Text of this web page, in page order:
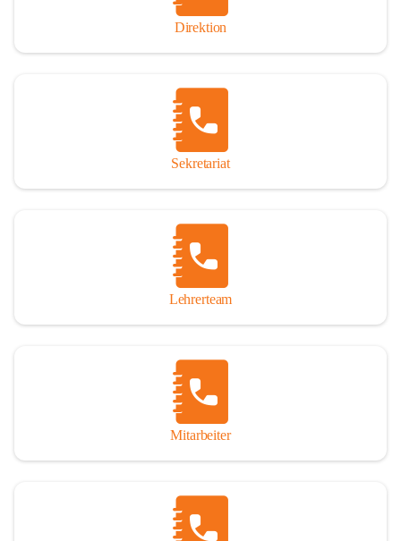
Direktion
Sekretariat
Lehrerteam
Mitarbeiter